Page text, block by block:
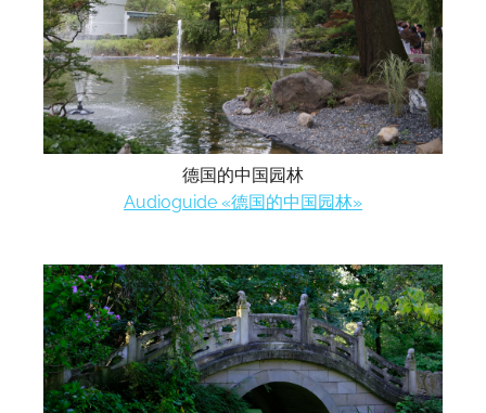
德国的中国园林
Audioguide «德国的中国园林»